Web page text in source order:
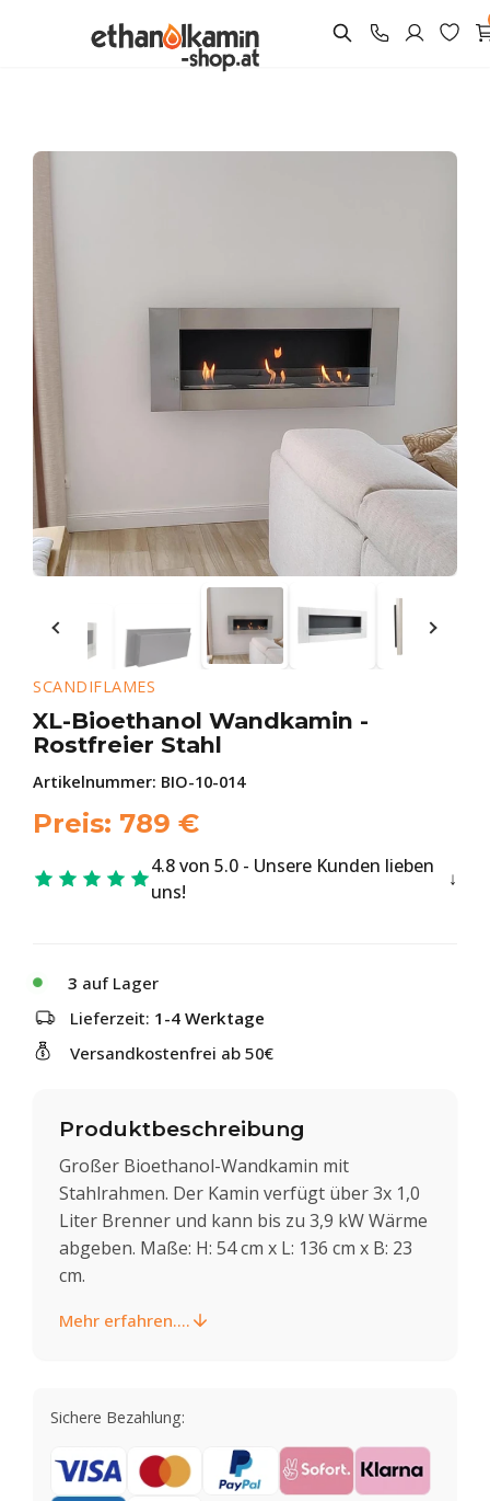
SCANDIFLAMES
XL-Bioethanol Wandkamin -
Rostfreier Stahl
Artikelnummer: BIO-10-014
Preis: 789 €
4.8 von 5.0 - Unsere Kunden lieben
uns!
3 auf Lager
Lieferzeit: 1-4 Werktage
Versandkostenfrei ab 50€
Produktbeschreibung
Großer Bioethanol-Wandkamin mit
Stahlrahmen. Der Kamin verfügt über 3x 1,0
Liter Brenner und kann bis zu 3,9 kW Wärme
abgeben. Maße: H: 54 cm x L: 136 cm x B: 23
cm.
Mehr erfahren....
Sichere Bezahlung: